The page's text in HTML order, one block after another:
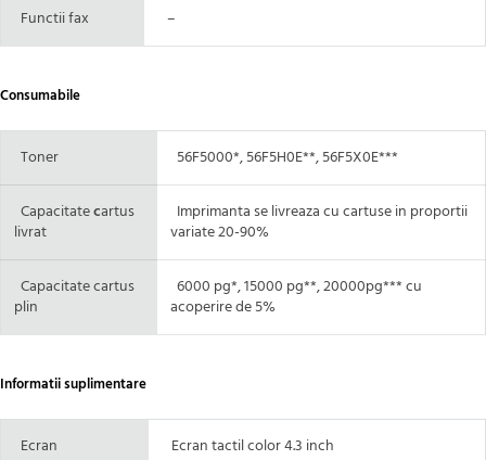
Functii fax –
Consumabile
Toner 56F5000*, 56F5H0E**, 56F5X0E***
Capacitatecartus
livrat
Imprimanta se livreaza cu cartuse in proportii
variate 20-90%
Capacitate cartus
plin
6000 pg*, 15000 pg**, 20000pg*** cu
acoperire de 5%
Informatii suplimentare
Ecran Ecran tactil color 4.3 inch